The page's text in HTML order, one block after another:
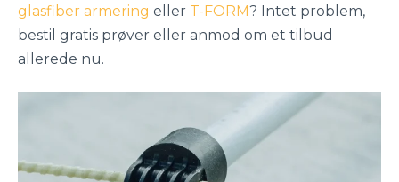
glasfiber armering eller T-FORM? Intet problem,
bestil gratis prøver eller anmod om et tilbud
allerede nu.